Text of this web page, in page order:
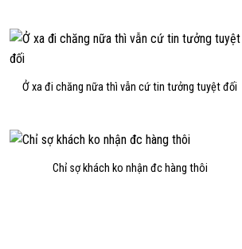
Ở xa đi chăng nữa thì vẫn cứ tin tưởng tuyệt đối
Chỉ sợ khách ko nhận đc hàng thôi